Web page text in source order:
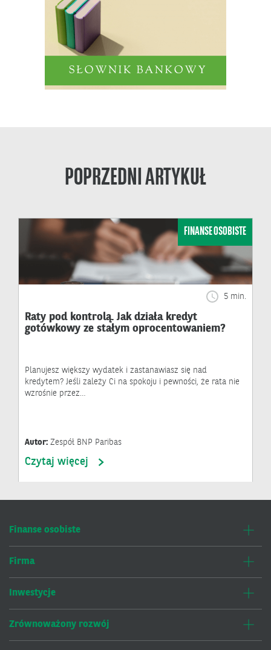
POPRZEDNI ARTYKUŁ
FINANSE OSOBISTE
5 min.
Raty pod kontrolą. Jak działa kredyt
gotówkowy ze stałym oprocentowaniem?
Planujesz większy wydatek i zastanawiasz się nad
kredytem? Jeśli zależy Ci na spokoju i pewności, że rata nie
wzrośnie przez…
Autor: Zespół BNP Paribas
Czytaj więcej
Finanse osobiste
Firma
Inwestycje
Zrównoważony rozwój